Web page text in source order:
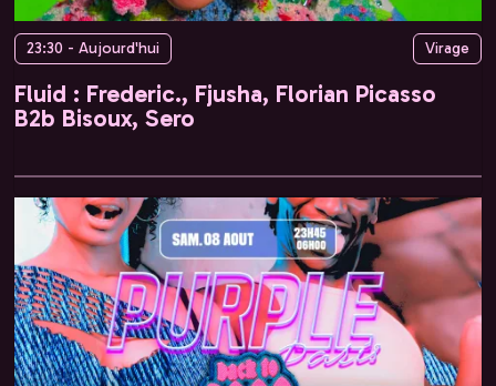
23:30 - Aujourd'hui Virage
Fluid : Frederic., Fjusha, Florian Picasso
B2b Bisoux, Sero